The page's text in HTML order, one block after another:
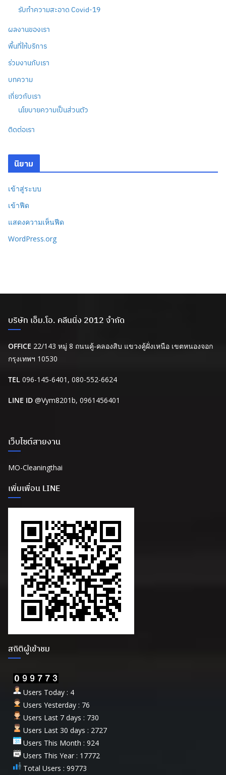
รับทำความสะอาด Covid-19
ผลงานของเรา
พื้นที่ให้บริการ
ร่วมงานกับเรา
บทความ
เกี่ยวกับเรา
นโยบายความเป็นส่วนตัว
ติดต่อเรา
นิยาม
เข้าสู่ระบบ
เข้าฟีด
แสดงความเห็นฟีด
WordPress.org
บริษัท เอ็ม.โอ. คลีนนิ่ง 2012 จำกัด
OFFICE 22/143 หมู่ 8 ถนนคู้-คลองสิบ แขวงคู้ฝั่งเหนือ เขตหนองจอก
กรุงเทพฯ 10530
TEL 096-145-6401, 080-552-6624
LINE ID @Vym8201b, 0961456401
เว็บไซต์สายงาน
MO-Cleaningthai
เพิ่มเพื่อน LINE
สถิติผู้เข้าชม
Users Today : 4
Users Yesterday : 76
Users Last 7 days : 730
Users Last 30 days : 2727
Users This Month : 924
Users This Year : 17772
Total Users : 99773